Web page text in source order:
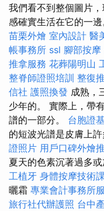
我們看不到整個圖片
感確實生活在它的一
苗栗外燴 室內設計 醫
帳事務所 ssl 腳部按摩
推拿服務 花葬陽明山
整脊師證照培訓 整復
信社 護照換發 成熟，
少年的。 實際上，帶
譜的一部分。 台胞證
的短波光譜是皮膚上
證照片 用戶口碑外燴
夏天的色素沉著過多
工植牙 身體按摩技術
曬霜 專業會計事務所
旅行社代辦護照 台中